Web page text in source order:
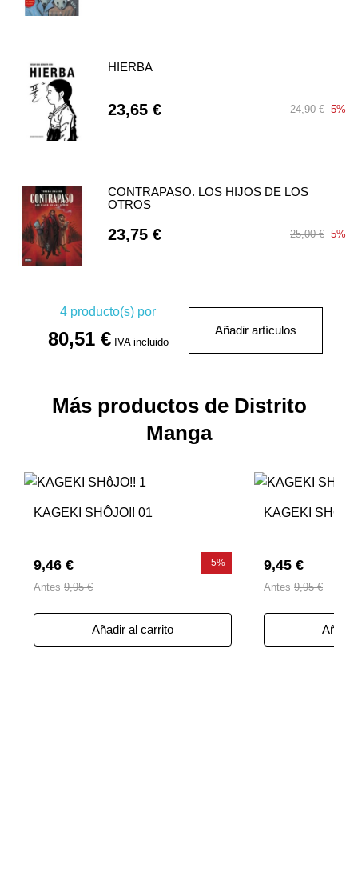
HIERBA
23,65 € 24,90 € 5%
CONTRAPASO. LOS HIJOS DE LOS
OTROS
23,75 € 25,00 € 5%
4 producto(s) por
80,51 € IVA incluido
Añadir artículos
Más productos de Distrito
Manga
KAGEKI SHÔJO!! 01
9,46 €
Antes 9,95 €
-5%
Añadir al carrito
KAGEKI
9,45 €
Antes 9,95 €